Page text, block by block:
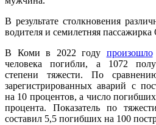
В результате столкновения
водителя и семилетняя пассажирка
В Коми в 2022 году произошло
человека погибли, а 1072
степени тяжести. По
зарегистрированных аварий с
на 10 процентов, а число
процента. Показатель по
составил 5,5 погибших на 100